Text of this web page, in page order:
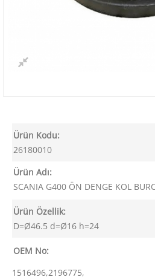
Ürün Kodu:
26180010
Ürün Adı:
SCANIA G400 ÖN DENGE KOL
Ürün Özellik:
D=Ø46.5 d=Ø16 h=24
OEM No:
1516496,2196775,